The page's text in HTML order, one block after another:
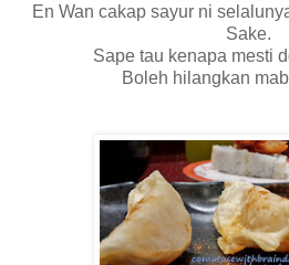
En Wan cakap sayur ni
Sake.
Sape tau kenapa mesti
Boleh hilangkan